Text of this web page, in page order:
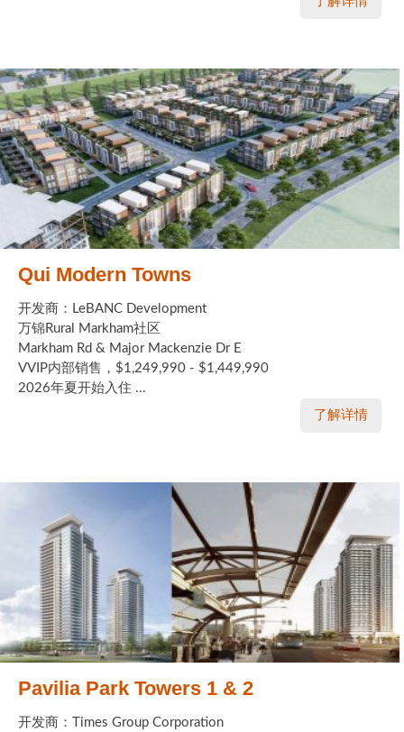
Qui Modern Towns
开发商：LeBANC Development
万锦Rural Markham社区
Markham Rd & Major Mackenzie Dr E
VVIP内部销售，$1,249,990 - $1,449,990
2026年夏开始入住 ...
了解详情
Pavilia Park Towers 1 & 2
开发商：Times Group Corporation